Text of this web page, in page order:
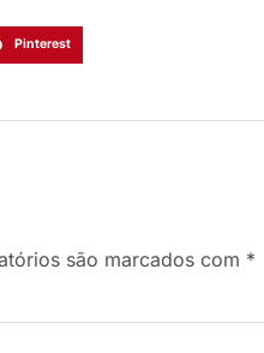
Pinterest
são marcados com *